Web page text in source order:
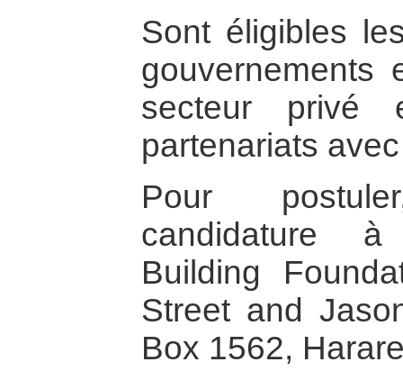
Sont éligibles
gouvernements
secteur privé
partenariats
Pour
candidature à
Building
Street and
Box 1562,